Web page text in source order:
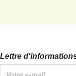
Lettre